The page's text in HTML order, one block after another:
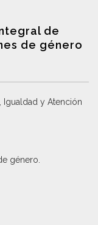
de
de género
Igualdad y Atención
género.